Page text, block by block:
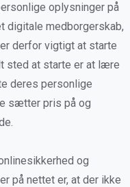
oplysninger på
digitale medborgerskab,
derfor vigtigt at starte
sted at starte er at lære
deres personlige
sætter pris på og
og
på nettet er, at der ikke